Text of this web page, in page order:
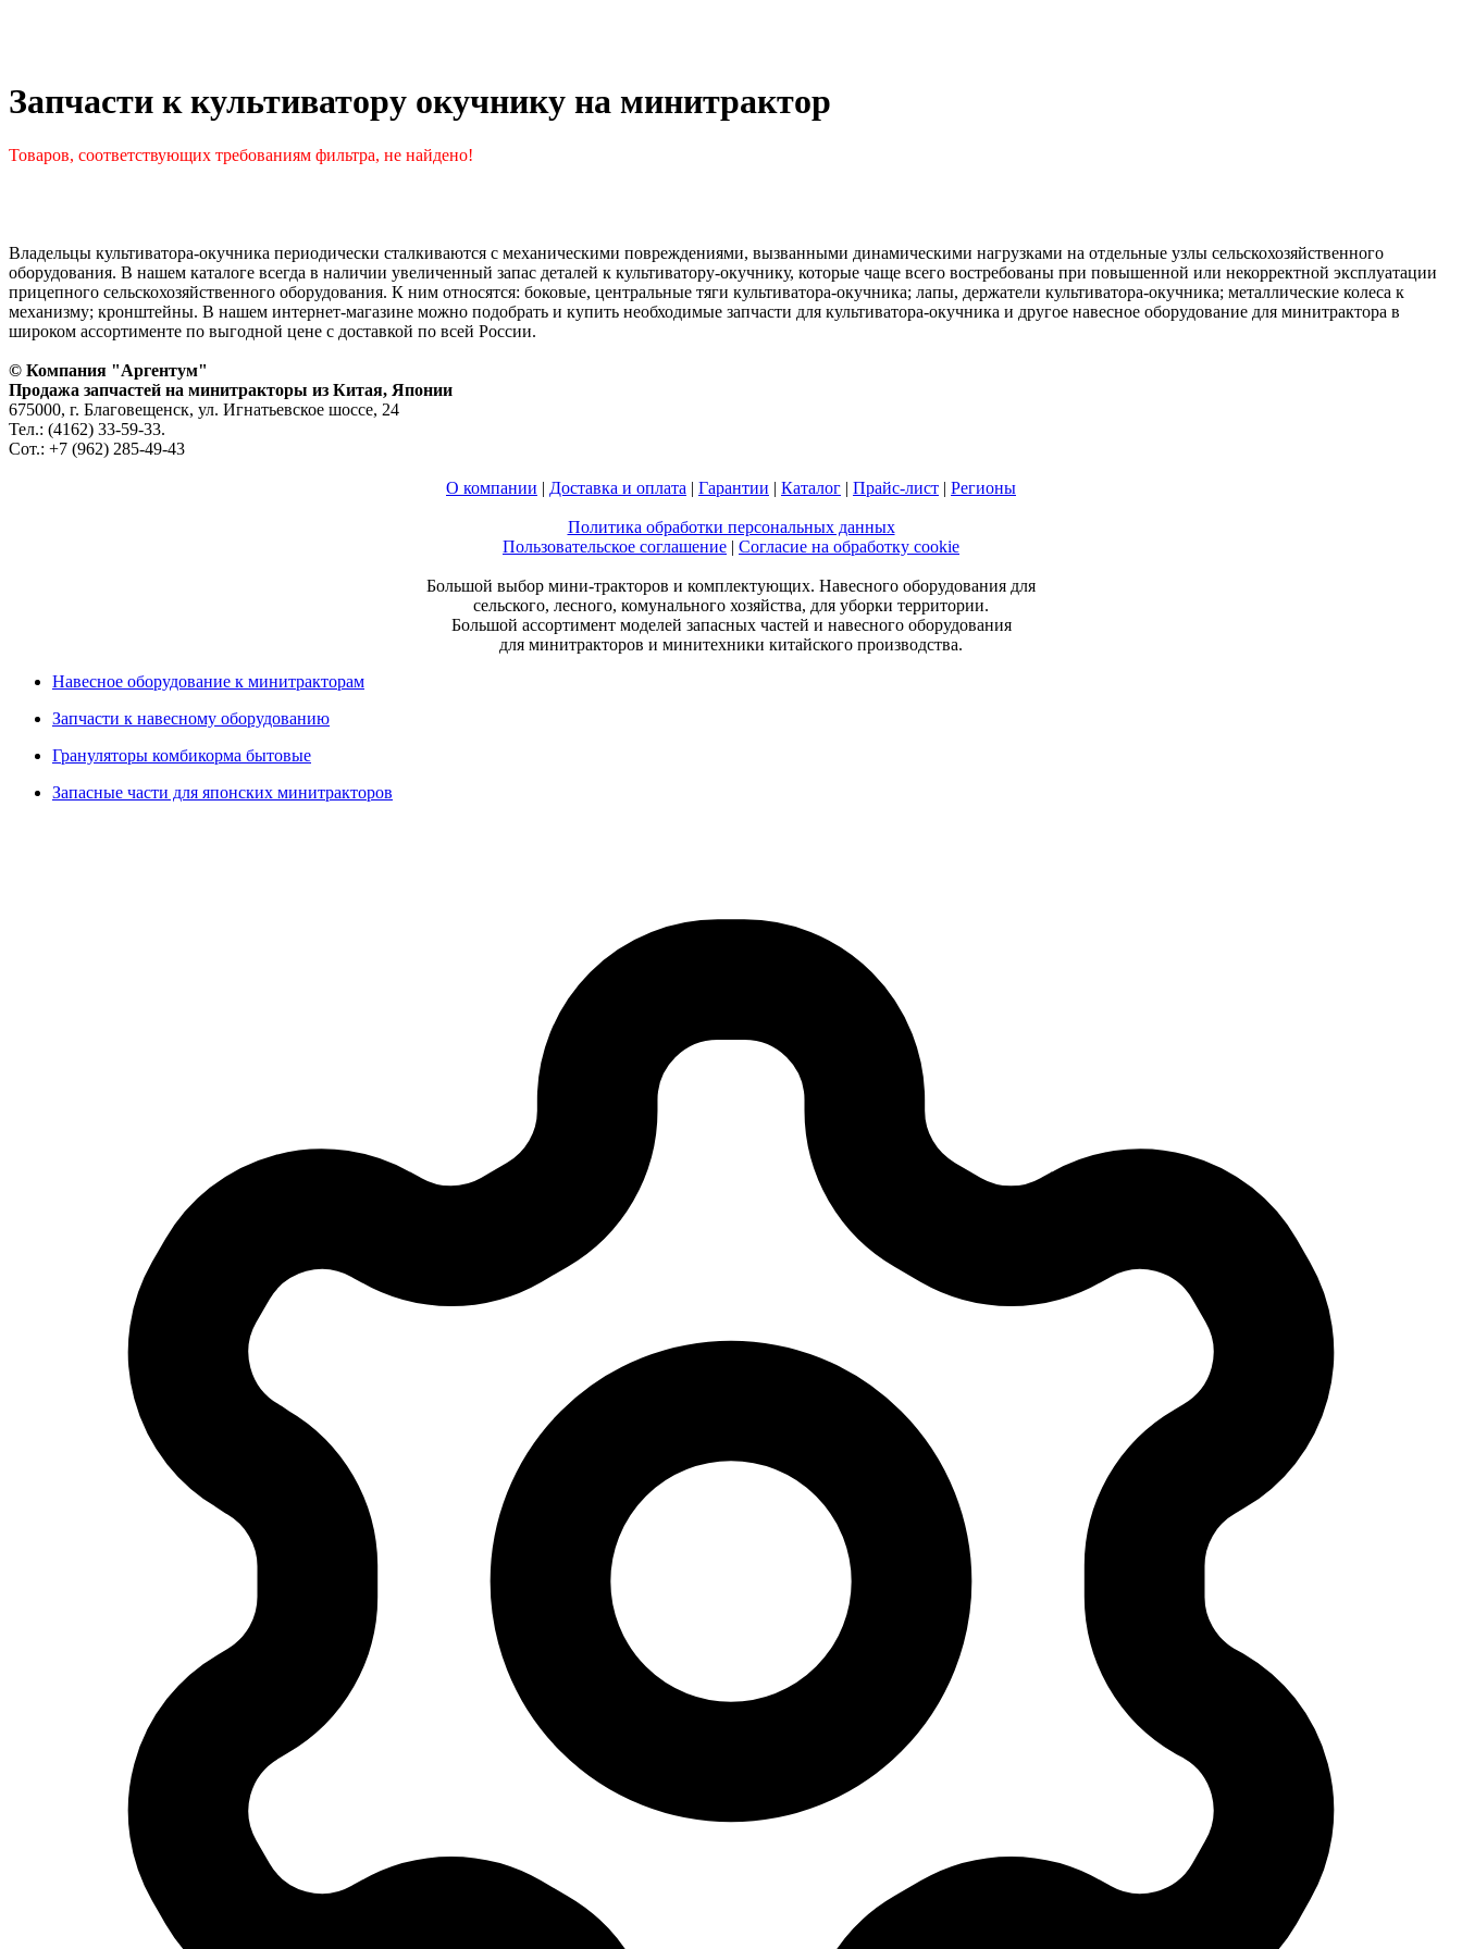
Запчасти к культиватору окучнику на минитрактор
Товаров, соответствующих требованиям фильтра, не найдено!
Владельцы культиватора-окучника периодически сталкиваются с механическими повреждениями, вызванными динамическими нагрузками на отдельные узлы сельскохозяйственного
оборудования. В нашем каталоге всегда в наличии увеличенный запас деталей к культиватору-окучнику, которые чаще всего востребованы при повышенной или некорректной эксплуатации
прицепного сельскохозяйственного оборудования. К ним относятся: боковые, центральные тяги культиватора-окучника; лапы, держатели культиватора-окучника; металлические колеса к
механизму; кронштейны. В нашем интернет-магазине можно подобрать и купить необходимые запчасти для культиватора-окучника и другое навесное оборудование для минитрактора в
широком ассортименте по выгодной цене с доставкой по всей России.
© Компания "Аргентум"
Продажа запчастей на минитракторы из Китая, Японии
675000, г. Благовещенск, ул. Игнатьевское шоссе, 24
Тел.: (4162) 33-59-33.
Сот.: +7 (962) 285-49-43
О компании | Доставка и оплата | Гарантии | Каталог | Прайс-лист | Регионы
Политика обработки персональных данных
Пользовательское соглашение | Согласие на обработку cookie
Большой выбор мини-тракторов и комплектующих. Навесного оборудования для
сельского, лесного, комунального хозяйства, для уборки территории.
Большой ассортимент моделей запасных частей и навесного оборудования
для минитракторов и минитехники китайского производства.
Навесное оборудование к минитракторам
Запчасти к навесному оборудованию
Грануляторы комбикорма бытовые
Запасные части для японских минитракторов